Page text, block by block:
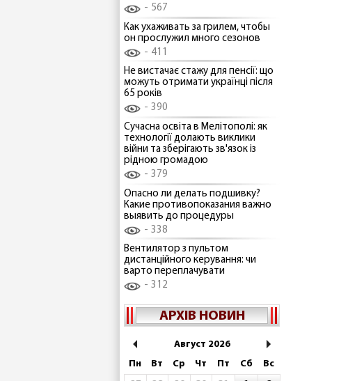
567
Как ухаживать за грилем, чтобы
он прослужил много сезонов
411
Не вистачає стажу для пенсії: що
можуть отримати українці після
65 років
390
Сучасна освіта в Мелітополі: як
технології долають виклики
війни та зберігають зв'язок із
рідною громадою
379
Опасно ли делать подшивку?
Какие противопоказания важно
выявить до процедуры
338
Вентилятор з пультом
дистанційного керування: чи
варто переплачувати
312
АРХІВ НОВИН
Август 2026
Пн
Вт Ср Чт Пт Сб
Вс